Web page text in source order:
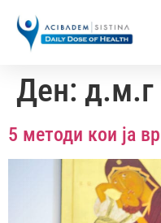
Ден: д.м.г
5 методи кои ја